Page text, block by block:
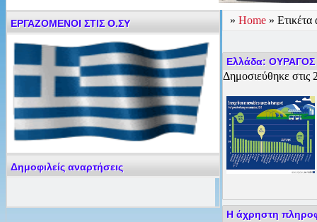
» Home »
Ελλάδα: ΟΥΡΑΓΟΣ
Δημοσιεύθηκε στις
Η άχρηστη
ΕΡΓΑΖΟΜΕΝΟΙ ΣΤΙΣ Ο.ΣΥ
Δημοφιλείς αναρτήσεις